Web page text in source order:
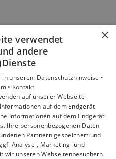
×
verwendet
andere
unseren: Datenschutzhinweise •
• Kontakt
auf unserer Webseite
auf dem Endgerät
Informationen auf dem Endgerät
Ihre personenbezogenen Daten
Partnern gespeichert und
Analyse-, Marketing- und
wir unseren Webseitenbesuchern